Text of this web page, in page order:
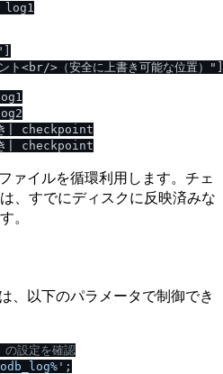
log1
<br/>（安全に上書き可能な位置）"]
| checkpoint
ァイルを循環利用します。チェ
、すでにディスクに反映済みな
。
、以下のパラメータで制御でき
設定を確認